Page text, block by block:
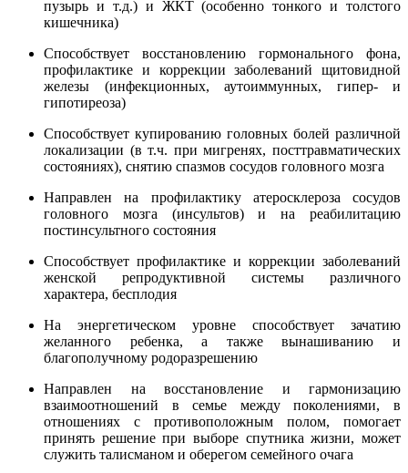
пузырь и т.д.) и ЖКТ (особенно тонкого и толстого
кишечника)
Способствует восстановлению гормонального фона,
профилактике и коррекции заболеваний щитовидной
железы (инфекционных, аутоиммунных, гипер- и
гипотиреоза)
Способствует купированию головных болей различной
локализации (в т.ч. при мигренях, посттравматических
состояниях), снятию спазмов сосудов головного мозга
Направлен на профилактику атеросклероза сосудов
головного мозга (инсультов) и на реабилитацию
постинсультного состояния
Способствует профилактике и коррекции заболеваний
женской репродуктивной системы различного
характера, бесплодия
На энергетическом уровне способствует зачатию
желанного ребенка, а также вынашиванию и
благополучному родоразрешению
Направлен на восстановление и гармонизацию
взаимоотношений в семье между поколениями, в
отношениях с противоположным полом, помогает
принять решение при выборе спутника жизни, может
служить талисманом и оберегом семейного очага